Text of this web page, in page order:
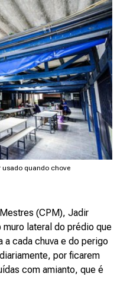
usado quando chove
(CPM), Jadir
muro lateral do prédio que
cada chuva e do perigo
por ficarem
com amianto, que é